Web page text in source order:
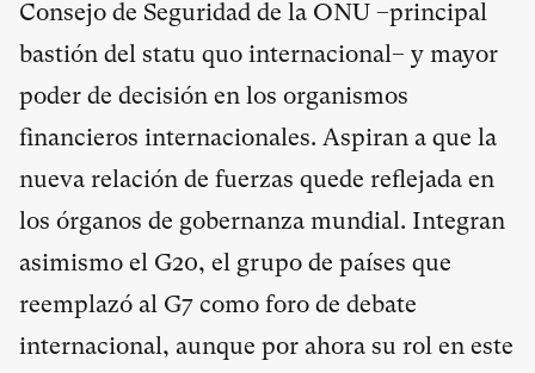
Consejo de Seguridad de la ONU –principal
bastión del statu quo internacional– y mayor
poder de decisión en los organismos
financieros internacionales. Aspiran a que la
nueva relación de fuerzas quede reflejada en
los órganos de gobernanza mundial. Integran
asimismo el G20, el grupo de países que
reemplazó al G7 como foro de debate
internacional, aunque por ahora su rol en este